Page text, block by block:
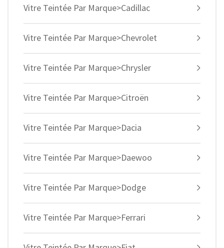
Vitre Teintée Par Marque>Cadillac
Vitre Teintée Par Marque>Chevrolet
Vitre Teintée Par Marque>Chrysler
Vitre Teintée Par Marque>Citroën
Vitre Teintée Par Marque>Dacia
Vitre Teintée Par Marque>Daewoo
Vitre Teintée Par Marque>Dodge
Vitre Teintée Par Marque>Ferrari